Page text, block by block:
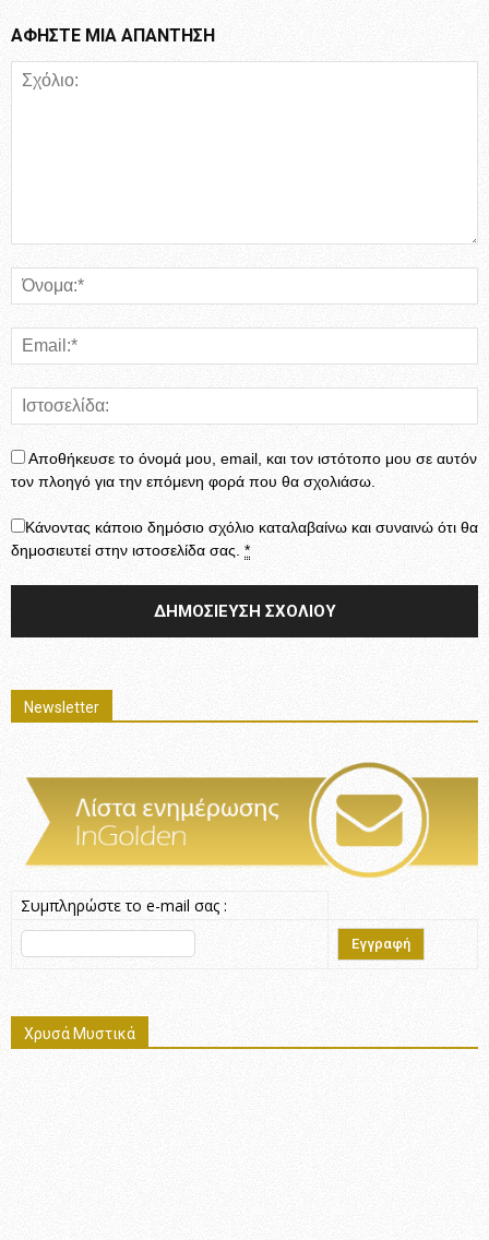
ΑΦΗΣΤΕ ΜΙΑ ΑΠΑΝΤΗΣΗ
Αποθήκευσε το όνομά μου, email, και τον ιστότοπο μου σε αυτόν
τον πλοηγό για την επόμενη φορά που θα σχολιάσω.
Κάνοντας κάποιο δημόσιο σχόλιο καταλαβαίνω και συναινώ ότι θα
δημοσιευτεί στην ιστοσελίδα σας. *
Newsletter
Συμπληρώστε το e-mail σας :
Χρυσά Μυστικά